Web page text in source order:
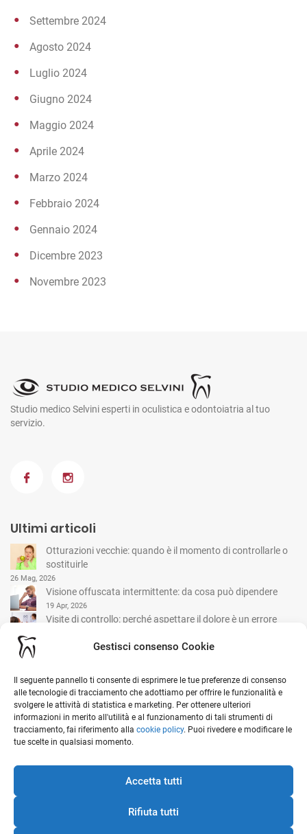
Gestisci consenso Cookie
Il seguente pannello ti consente di esprimere le tue preferenze di consenso
alle tecnologie di tracciamento che adottiamo per offrire le funzionalità e
svolgere le attività di statistica e marketing. Per ottenere ulteriori
informazioni in merito all'utilità e al funzionamento di tali strumenti di
tracciamento, fai riferimento alla cookie policy. Puoi rivedere e modificare le
tue scelte in qualsiasi momento.
Accetta tutti
Rifiuta tutti
Settembre 2024
Agosto 2024
Luglio 2024
Giugno 2024
Maggio 2024
Aprile 2024
Marzo 2024
Febbraio 2024
Gennaio 2024
Dicembre 2023
Novembre 2023
Studio medico Selvini esperti in oculistica e odontoiatria al tuo
servizio.
Ultimi articoli
Otturazioni vecchie: quando è il momento di controllarle o
sostituirle
26 Mag, 2026
Visione offuscata intermittente: da cosa può dipendere
19 Apr, 2026
Visite di controllo: perché aspettare il dolore è un errore
15 Mar, 2026
I nostri contatti
Viale G. Garibaldi, 1 - 20841 Carate Brianza (MB)